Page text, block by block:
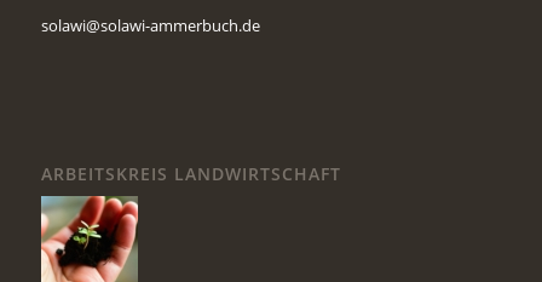
solawi@solawi-ammerbuch.de
ARBEITSKREIS LANDWIRTSCHAFT